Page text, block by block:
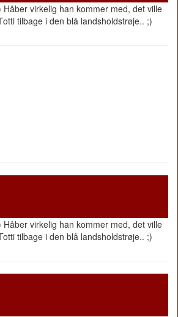
virkelig han kommer med, det ville
tilbage i den blå landsholdstrøje.. ;)
virkelig han kommer med, det ville
tilbage i den blå landsholdstrøje.. ;)